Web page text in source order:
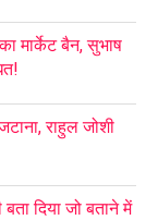
मार्केट बैन, सुभाष
राहुल जोशी
दिया जो बताने में